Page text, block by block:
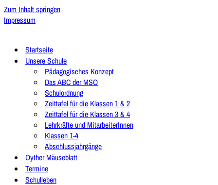
Zum Inhalt springen
Impressum
Startseite
Unsere Schule
Pädagogisches Konzept
Das ABC der MSO
Schulordnung
Zeittafel für die Klassen 1 & 2
Zeittafel für die Klassen 3 & 4
Lehrkräfte und MitarbeiterInnen
Klassen 1-4
Abschlussjahrgänge
Oyther Mäuseblatt
Termine
Schulleben